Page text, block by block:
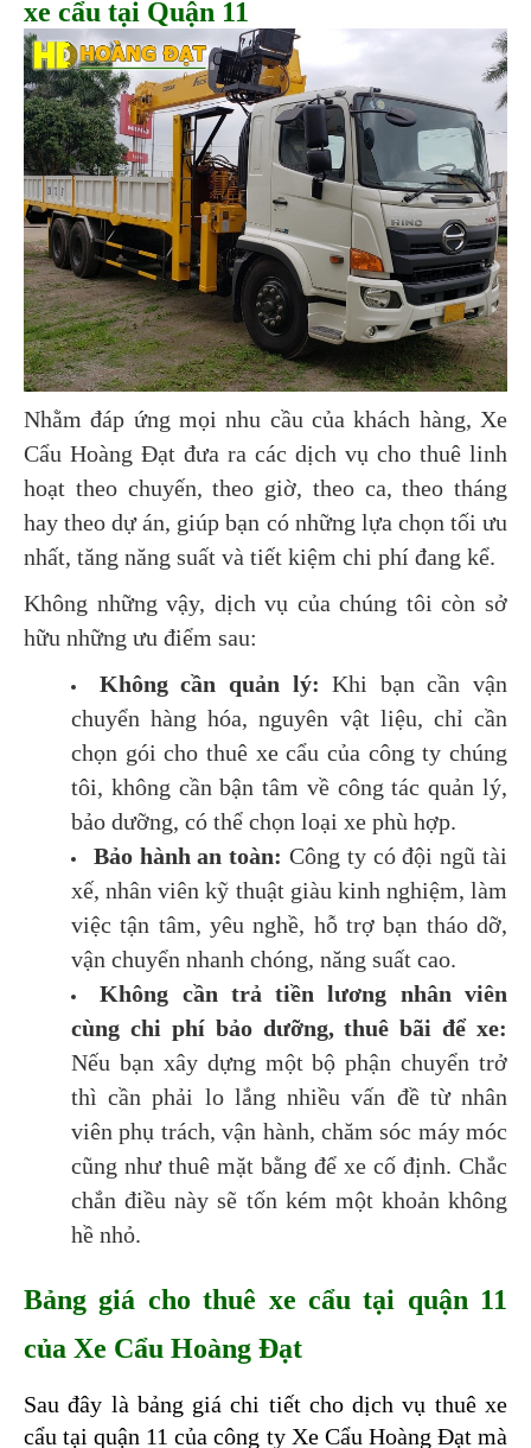
xe cẩu tại Quận 11
Nhằm đáp ứng mọi nhu cầu của khách hàng, Xe
Cẩu Hoàng Đạt đưa ra các dịch vụ cho thuê linh
hoạt theo chuyến, theo giờ, theo ca, theo tháng
hay theo dự án, giúp bạn có những lựa chọn tối ưu
nhất, tăng năng suất và tiết kiệm chi phí đang kể.
Không những vậy, dịch vụ của chúng tôi còn sở
hữu những ưu điểm sau:
Không cần quản lý:Khi bạn cần vận
chuyển hàng hóa, nguyên vật liệu, chỉ cần
chọn gói cho thuê xe cẩu của công ty chúng
tôi, không cần bận tâm về công tác quản lý,
bảo dưỡng, có thể chọn loại xe phù hợp.
Bảo hành an toàn:Công ty có đội ngũ tài
xế, nhân viên kỹ thuật giàu kinh nghiệm, làm
việc tận tâm, yêu nghề, hỗ trợ bạn tháo dỡ,
vận chuyển nhanh chóng, năng suất cao.
Không cần trả tiền lương nhân viên
cùng chi phí bảo dưỡng, thuê bãi để xe:
Nếu bạn xây dựng một bộ phận chuyển trở
thì cần phải lo lắng nhiều vấn đề từ nhân
viên phụ trách, vận hành, chăm sóc máy móc
cũng như thuê mặt bằng để xe cố định. Chắc
chắn điều này sẽ tốn kém một khoản không
hề nhỏ.
Bảng giá cho thuê xe cẩu tại quận 11
của Xe Cẩu Hoàng Đạt
Sau đây là bảng giá chi tiết cho dịch vụ thuê xe
cẩu tại quận 11 của công ty Xe Cẩu Hoàng Đạt mà